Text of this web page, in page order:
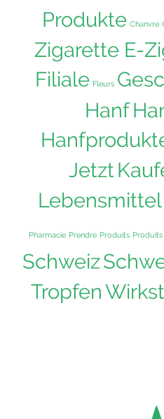
Produkte Chanvre
Zigarette E-
Filiale Fleurs
Hanf
Jetzt
Lebensmittel
Pharmacie Prendre Produits Produits
Schweiz
Tropfen